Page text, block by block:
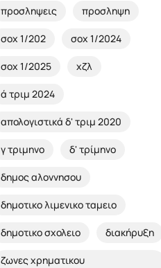
προσληψεις προσληψη
σοχ 1/202 σοχ 1/2024
σοχ 1/2025 χζλ
ά τριμ 2024
απολογιστικά δ' τριμ 2020
γ τριμηνο δ' τρίμηνο
δημος αλοννησου
δημοτικο λιμενικο ταμειο
δημοτικο σχολειο διακήρυξη
ζωνες χρηματικου